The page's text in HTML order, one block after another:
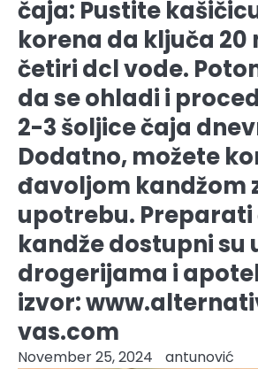
čaja: Pustite
korena da ključa 20
četiri dcl vode.
da se ohladi i
2-3 šoljice čaja
Dodatno, možete
đavoljom kandžom
upotrebu.
kandže dostupni su
drogerijama i
izvor:
vas.com
November 25, 2024 antunović